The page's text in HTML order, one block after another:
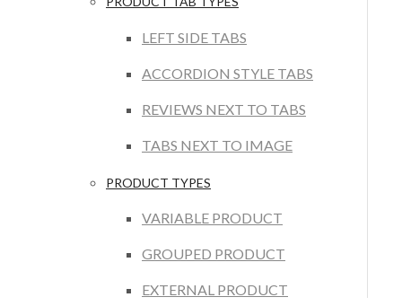
LEFT SIDE TABS
ACCORDION STYLE TABS
REVIEWS NEXT TO TABS
TABS NEXT TO IMAGE
PRODUCT TYPES
VARIABLE PRODUCT
GROUPED PRODUCT
EXTERNAL PRODUCT